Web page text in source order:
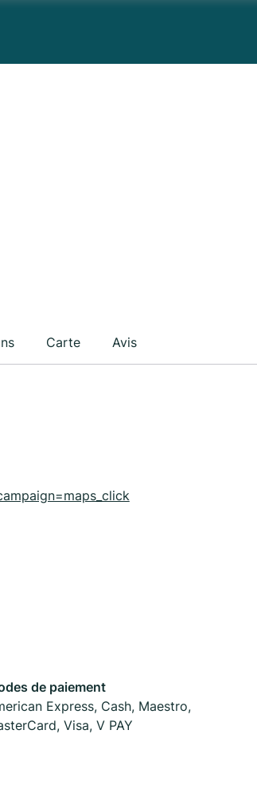
Carte Avis
de paiement
Express, Cash, Maestro,
Visa, V PAY